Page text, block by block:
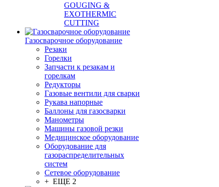
GOUGING &
EXOTHERMIC
CUTTING
Газосварочное оборудование
Резаки
Горелки
Запчасти к резакам и
горелкам
Редукторы
Газовые вентили для сварки
Рукава напорные
Баллоны для газосварки
Манометры
Машины газовой резки
Медицинское оборудование
Оборудование для
газораспределительных
систем
Сетевое оборудование
+ ЕЩЕ 2